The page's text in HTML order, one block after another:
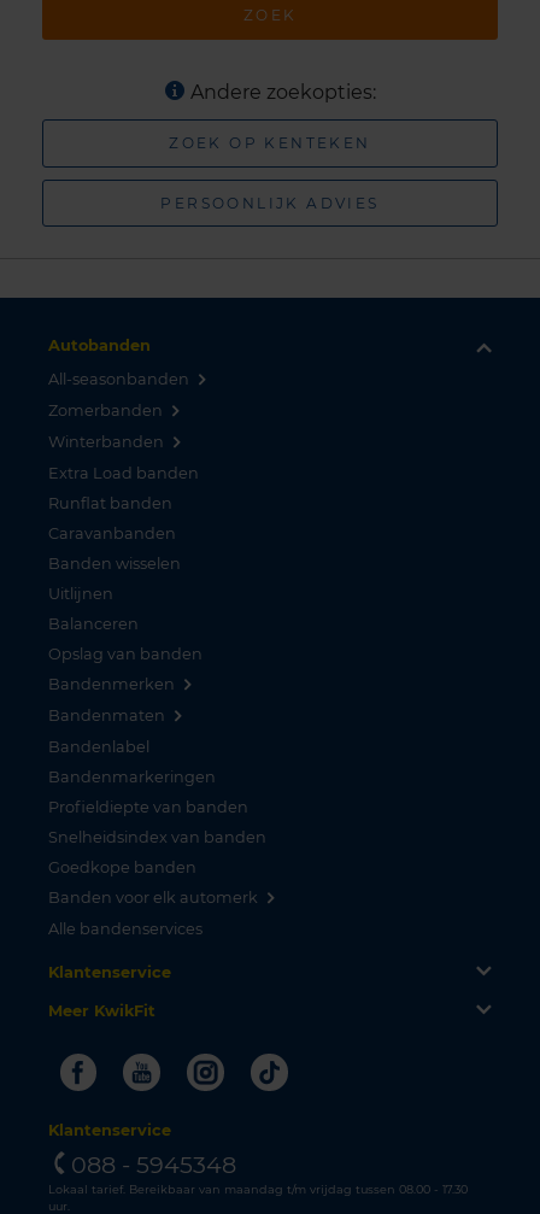
ZOEK
Andere zoekopties:
ZOEK OP KENTEKEN
PERSOONLIJK ADVIES
Autobanden
All-seasonbanden
Zomerbanden
Winterbanden
Extra Load banden
Runflat banden
Caravanbanden
Banden wisselen
Uitlijnen
Balanceren
Opslag van banden
Bandenmerken
Bandenmaten
Bandenlabel
Bandenmarkeringen
Profieldiepte van banden
Snelheidsindex van banden
Goedkope banden
Banden voor elk automerk
Alle bandenservices
Klantenservice
Meer KwikFit
FacebookYoutubeInstagram
Tiktok
Klantenservice
088 - 5945348
Lokaal tarief. Bereikbaar van maandag t/m vrijdag tussen 08.00 - 17.30
uur.